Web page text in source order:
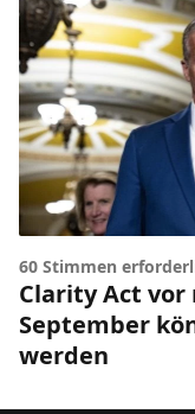
60 Stimmen
Clarity Act
September
werden